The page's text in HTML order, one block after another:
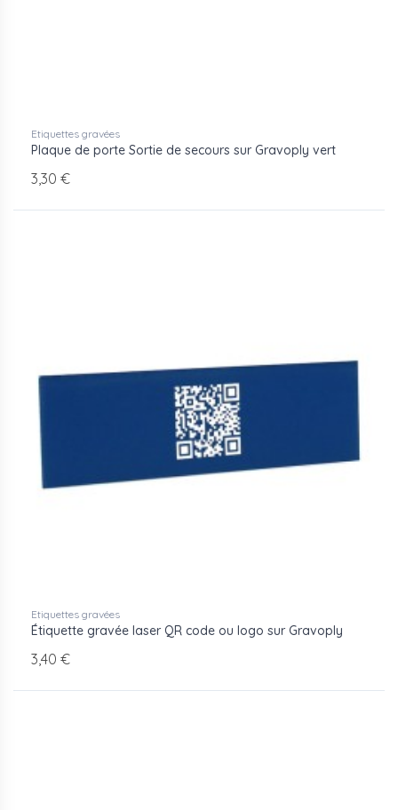
Etiquettes gravées
Plaque de porte Sortie de secours sur Gravoply vert
3,30 €
Etiquettes gravées
Étiquette gravée laser QR code ou logo sur Gravoply
3,40 €